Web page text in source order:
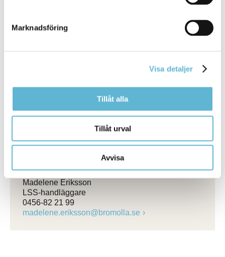
Marknadsföring
Visa detaljer
Tillåt alla
Tillåt urval
Avvisa
Beata Vernersson
(SMS0709-17 14 47)
beata.vernersson@bromolla.se
Anton Andersson
Madelene Eriksson
LSS-handläggare
0456-82 21 99
madelene.eriksson@bromolla.se